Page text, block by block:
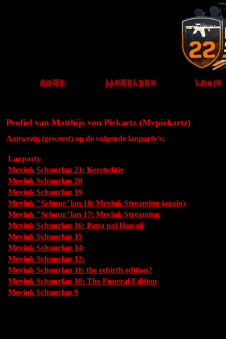
Profiel van Matthijs von Piekartz (Mvpiekartz)
Aanwezig (geweest) op de volgende lanparty's:
Lanparty
Mevink Schuurlan 21: Kersteditie
Mevink Schuurlan 20
Mevink Schuurlan 19
Mevink "Schuur"lan 18: Mevink Streaming (again)
Mevink "Schuur"lan 17: Mevink Streaming
Mevink Schuurlan 16: Papa pai Hawaii
Mevink Schuurlan 15
Mevink Schuurlan 14;
Mevink Schuurlan 12:
Mevink Schuurlan 11: the rebirth edition?
Mevink Schuurlan 10: The Funeral Edition
Mevink Schuurlan 9